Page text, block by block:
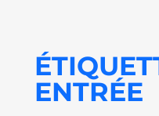
ENTRÉE